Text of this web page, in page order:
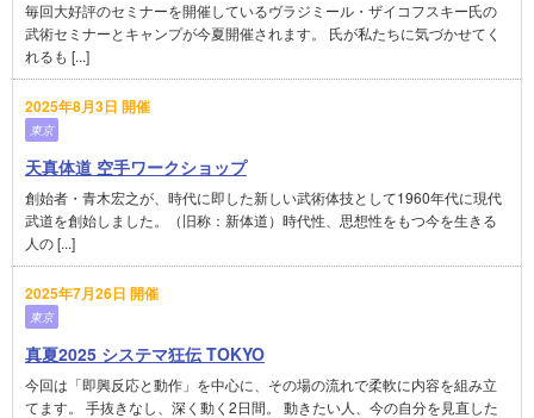
毎回大好評のセミナーを開催しているヴラジミール・ザイコフスキー氏の
武術セミナーとキャンプが今夏開催されます。 氏が私たちに気づかせてく
れるも [...]
2025年8月3日 開催
東京
天真体道 空手ワークショップ
創始者・青木宏之が、時代に即した新しい武術体技として1960年代に現代
武道を創始しました。（旧称：新体道）時代性、思想性をもつ今を生きる
人の [...]
2025年7月26日 開催
東京
真夏2025 システマ狂伝 TOKYO
今回は「即興反応と動作」を中心に、その場の流れで柔軟に内容を組み立
てます。 手抜きなし、深く動く2日間。 動きたい人、今の自分を見直した